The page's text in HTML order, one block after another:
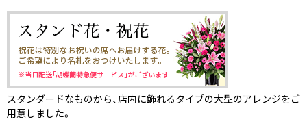
スタンダードなものから、店内に飾れるタイプの大型のアレンジをご
用意しました。